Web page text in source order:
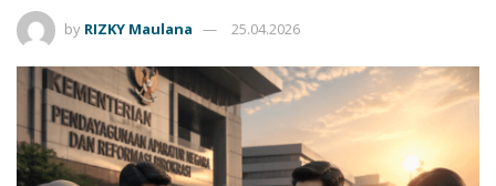
by RIZKY Maulana 25.04.2026